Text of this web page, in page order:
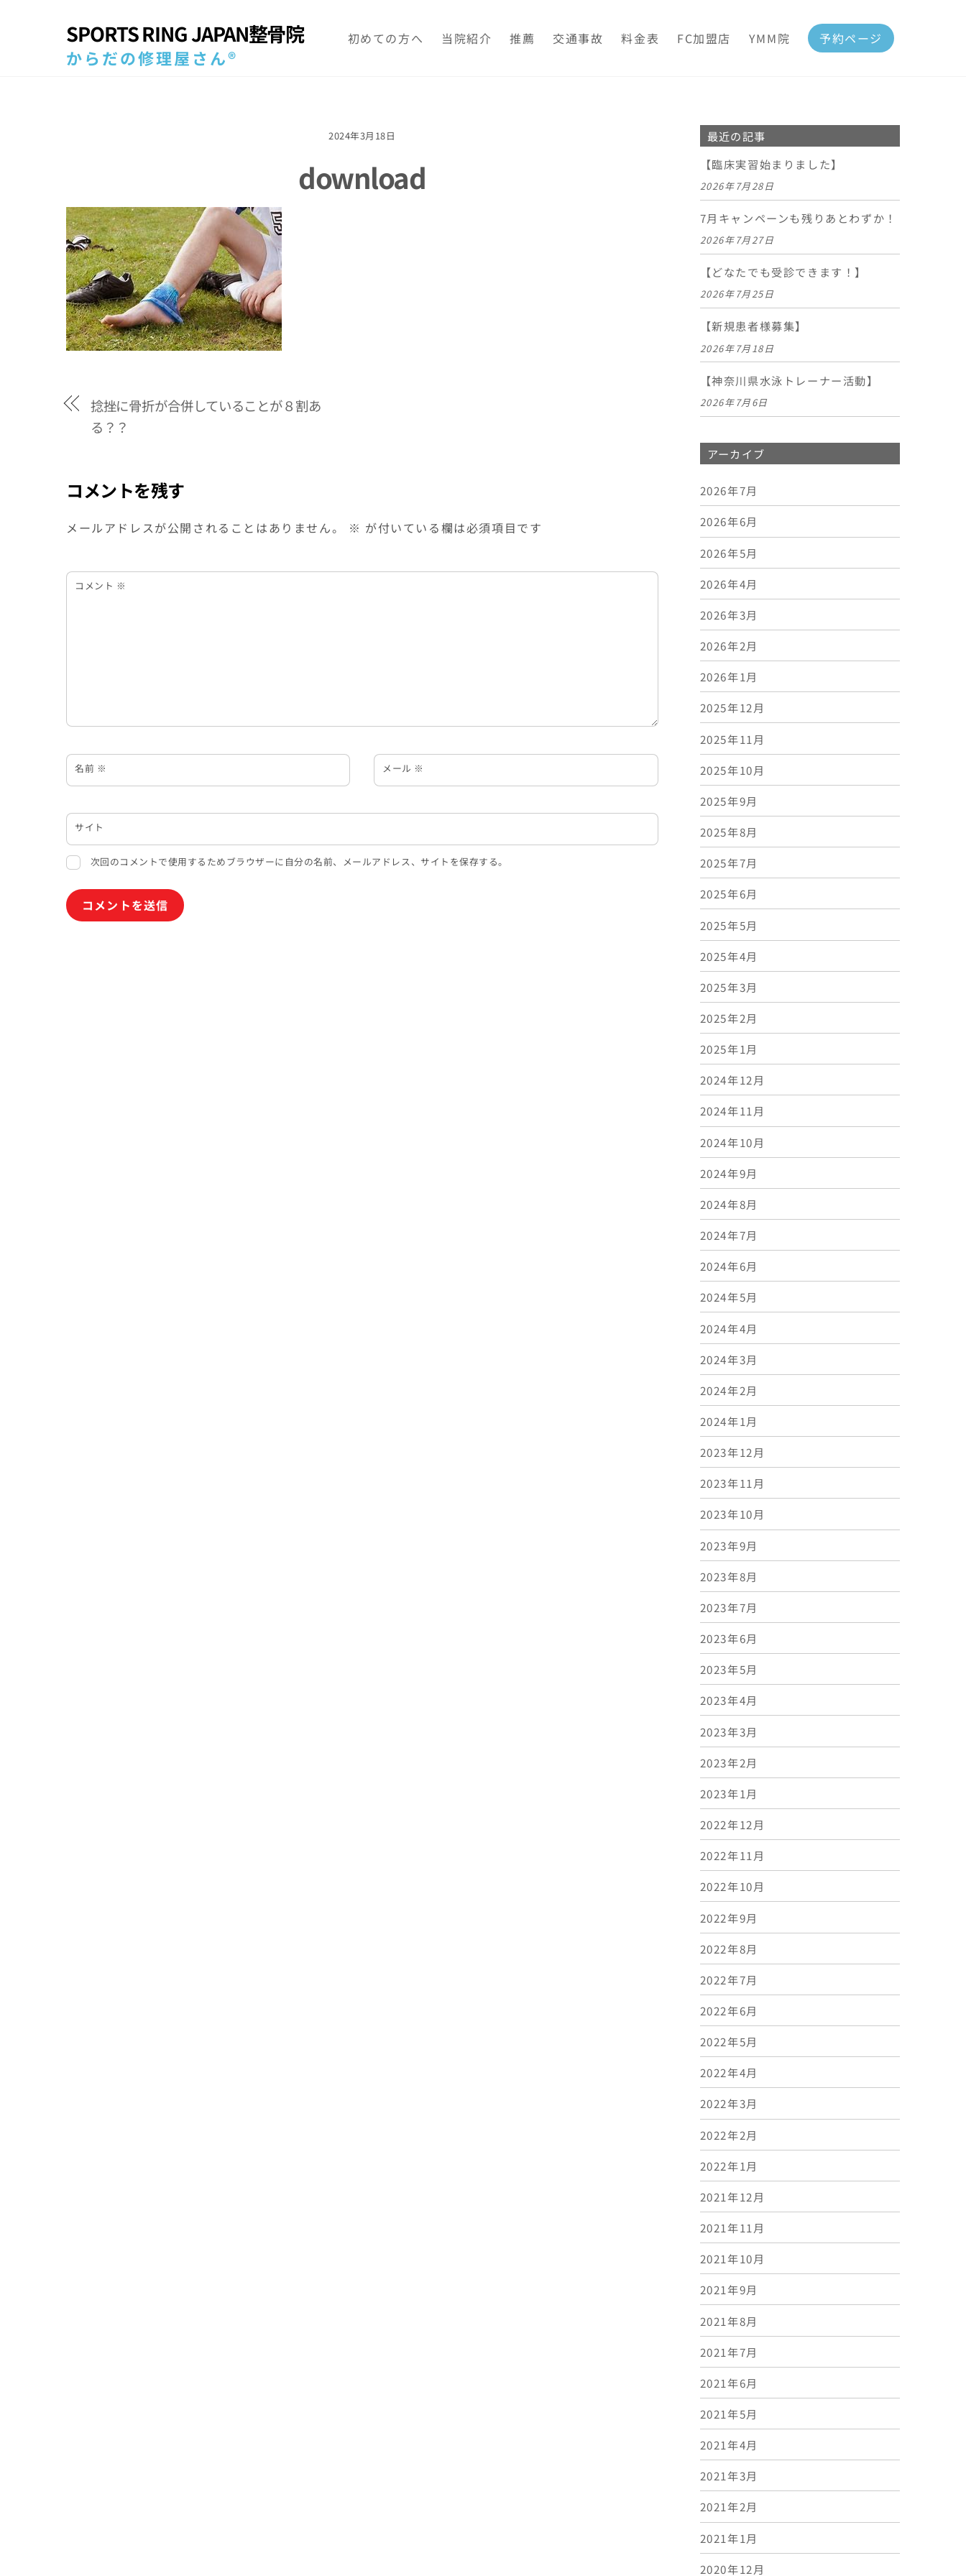
SPORTS RING JAPAN整骨院
からだの修理屋さん®
初めての方へ 当院紹介 推薦 交通事故 料金表 FC加盟店 YMM院 予約ページ
2024年3月18日
download
捻挫に骨折が合併していることが８割あ
る？？
コメントを残す
メールアドレスが公開されることはありません。 ※ が付いている欄は必須項目です
コメント ※
名前 ※ メール ※
サイト
次回のコメントで使用するためブラウザーに自分の名前、メールアドレス、サイトを保存する。
最近の記事
【臨床実習始まりました】
2026年7月28日
7月キャンペーンも残りあとわずか！
2026年7月27日
【どなたでも受診できます！】
2026年7月25日
【新規患者様募集】
2026年7月18日
【神奈川県水泳トレーナー活動】
2026年7月6日
アーカイブ
2026年7月
2026年6月
2026年5月
2026年4月
2026年3月
2026年2月
2026年1月
2025年12月
2025年11月
2025年10月
2025年9月
2025年8月
2025年7月
2025年6月
2025年5月
2025年4月
2025年3月
2025年2月
2025年1月
2024年12月
2024年11月
2024年10月
2024年9月
2024年8月
2024年7月
2024年6月
2024年5月
2024年4月
2024年3月
2024年2月
2024年1月
2023年12月
2023年11月
2023年10月
2023年9月
2023年8月
2023年7月
2023年6月
2023年5月
2023年4月
2023年3月
2023年2月
2023年1月
2022年12月
2022年11月
2022年10月
2022年9月
2022年8月
2022年7月
2022年6月
2022年5月
2022年4月
2022年3月
2022年2月
2022年1月
2021年12月
2021年11月
2021年10月
2021年9月
2021年8月
2021年7月
2021年6月
2021年5月
2021年4月
2021年3月
2021年2月
2021年1月
2020年12月